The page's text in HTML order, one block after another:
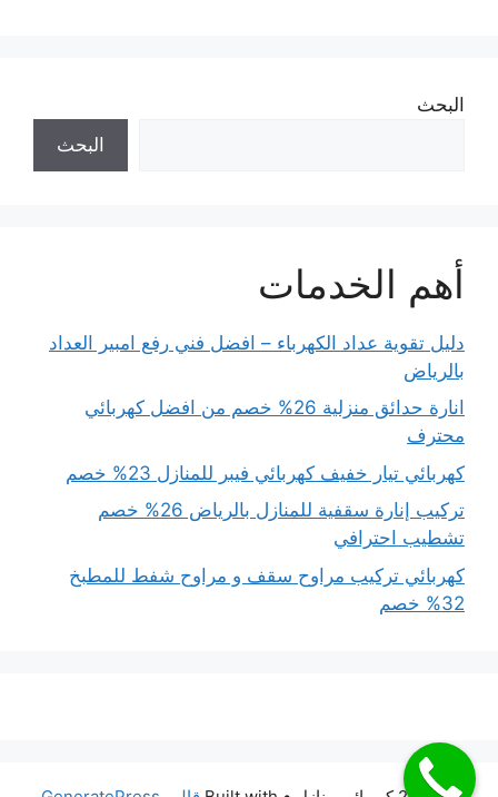
البحث
البحث
أهم الخدمات
دليل تقوية عداد الكهرباء – افضل فني رفع امبير العداد
بالرياض
انارة حدائق منزلية 26% خصم من افضل كهربائي
محترف
كهربائي تيار خفيف كهربائي فيبر للمنازل 23% خصم
تركيب إنارة سقفية للمنازل بالرياض 26% خصم
تشطيب احترافي
كهربائي تركيب مراوح سقف و مراوح شفط للمطبخ
32% خصم